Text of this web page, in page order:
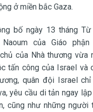
ở miền bắc Gaza.
bố ngày 13 tháng
của Giáo
của Nhà thương vừa
tấn công của Israel và
quân đội Israel
yêu cầu di tản ngay
cũng như những